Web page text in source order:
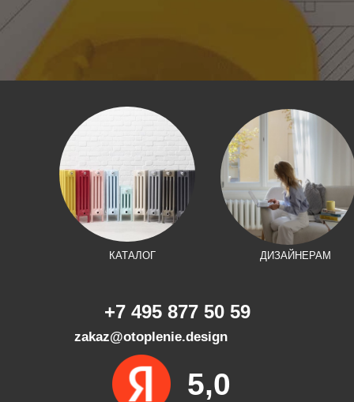
КАТАЛОГ ДИЗАЙНЕРАМ
+7 495 877 50 59
zakaz@otoplenie.design
5,0